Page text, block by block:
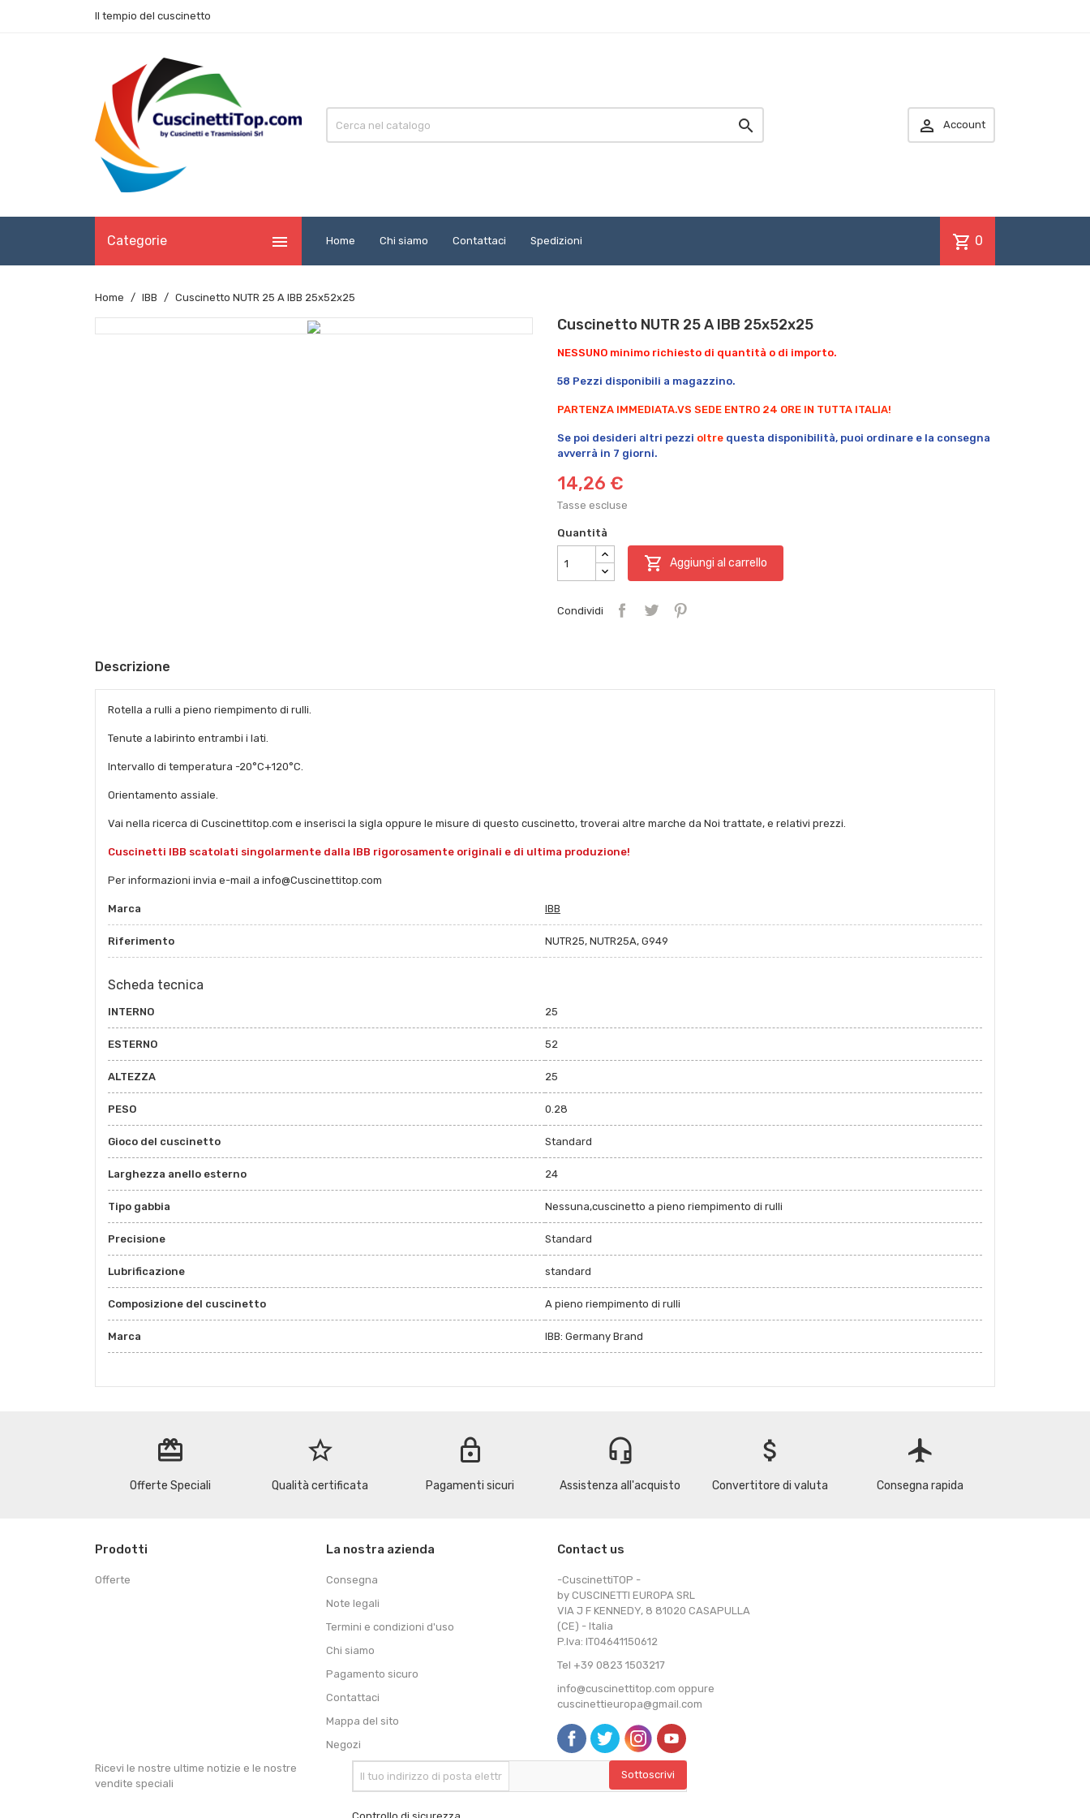
Il tempio del cuscinetto
  Account
Categorie  Home Chi siamo Contattaci Spedizioni shopping_cart 0
Home IBB Cuscinetto NUTR 25 A IBB 25x52x25
Cuscinetto NUTR 25 A IBB 25x52x25
NESSUNO minimo richiesto di quantità o di importo.
58 Pezzi disponibili a magazzino.
PARTENZA IMMEDIATA.VS SEDE ENTRO 24 ORE IN TUTTA ITALIA!
Se poi desideri altri pezzi oltre questa disponibilità, puoi ordinare e la consegna
avverrà in 7 giorni.
14,26 €
Tasse escluse
Quantità
 Aggiungi al carrello
Condividi
Descrizione
Rotella a rulli a pieno riempimento di rulli.
Tenute a labirinto entrambi i lati.
Intervallo di temperatura -20°C+120°C.
Orientamento assiale.
Vai nella ricerca di Cuscinettitop.com e inserisci la sigla oppure le misure di questo cuscinetto, troverai altre marche da Noi trattate, e relativi prezzi.
Cuscinetti IBB scatolati singolarmente dalla IBB rigorosamente originali e di ultima produzione!
Per informazioni invia e-mail a info@Cuscinettitop.com
Marca IBB
Riferimento NUTR25, NUTR25A, G949
Scheda tecnica
INTERNO 25
ESTERNO 52
ALTEZZA 25
PESO 0.28
Gioco del cuscinetto Standard
Larghezza anello esterno 24
Tipo gabbia Nessuna,cuscinetto a pieno riempimento di rulli
Precisione Standard
Lubrificazione standard
Composizione del cuscinetto A pieno riempimento di rulli
Marca IBB: Germany Brand
redeem
Offerte Speciali
star_border
Qualità certificata
lock
Pagamenti sicuri
headset_mic
Assistenza all'acquisto
attach_money
Convertitore di valuta
flight
Consegna rapida
Prodotti
Offerte
La nostra azienda
Consegna
Note legali
Termini e condizioni d'uso
Chi siamo
Pagamento sicuro
Contattaci
Mappa del sito
Negozi
Contact us
-CuscinettiTOP -
by CUSCINETTI EUROPA SRL
VIA J F KENNEDY, 8 81020 CASAPULLA
(CE) - Italia
P.Iva: IT04641150612
Tel +39 0823 1503217
info@cuscinettitop.com oppure
cuscinettieuropa@gmail.com
Ricevi le nostre ultime notizie e le nostre
vendite speciali